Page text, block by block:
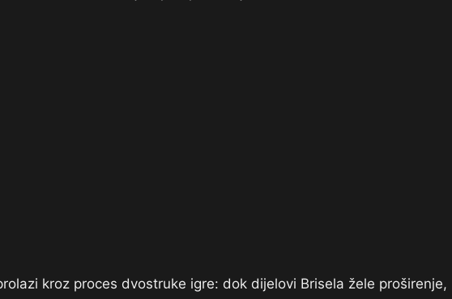
kroz proces dvostruke igre: dok dijelovi Brisela žele proširenje,